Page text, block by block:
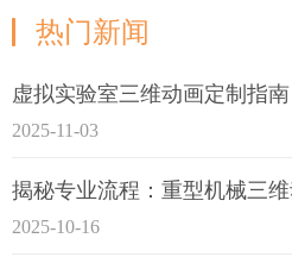
热门新闻
虚拟实验室三维动画定制指
2025-11-03
揭秘专业流程：重型机械三
2025-10-16